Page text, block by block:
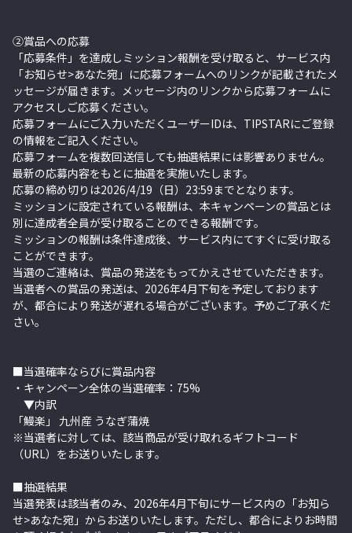
②賞品への応募
「応募条件」を達成しミッション報酬を受け取ると、サービス内
「お知らせ>あなた宛」に応募フォームへのリンクが記載されたメ
ッセージが届きます。メッセージ内のリンクから応募フォームに
アクセスしご応募ください。
応募フォームにご入力いただくユーザーIDは、TIPSTARにご登録
の情報をご記入ください。
応募フォームを複数回送信しても抽選結果には影響ありません。
最新の応募内容をもとに抽選を実施いたします。
応募の締め切りは2026/4/19（日）23:59までとなります。
ミッションに設定されている報酬は、本キャンペーンの賞品とは
別に達成者全員が受け取ることのできる報酬です。
ミッションの報酬は条件達成後、サービス内にてすぐに受け取る
ことができます。
当選のご連絡は、賞品の発送をもってかえさせていただきます。
当選者への賞品の発送は、2026年4月下旬を予定しております
が、都合により発送が遅れる場合がございます。予めご了承くだ
さい。
■当選確率ならびに賞品内容
・キャンペーン全体の当選確率：75%
▼内訳
「鰻楽」 九州産 うなぎ蒲焼
※当選者に対しては、該当商品が受け取れるギフトコード
（URL）をお送りいたします。
■抽選結果
当選発表は該当者のみ、2026年4月下旬にサービス内の「お知ら
せ>あなた宛」からお送りいたします。ただし、都合によりお時間